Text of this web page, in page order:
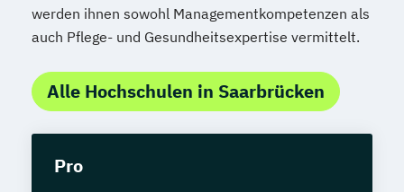
werden ihnen sowohl Managementkompetenzen als
auch Pflege- und Gesundheitsexpertise vermittelt.
Alle Hochschulen in Saarbrücken
Pro